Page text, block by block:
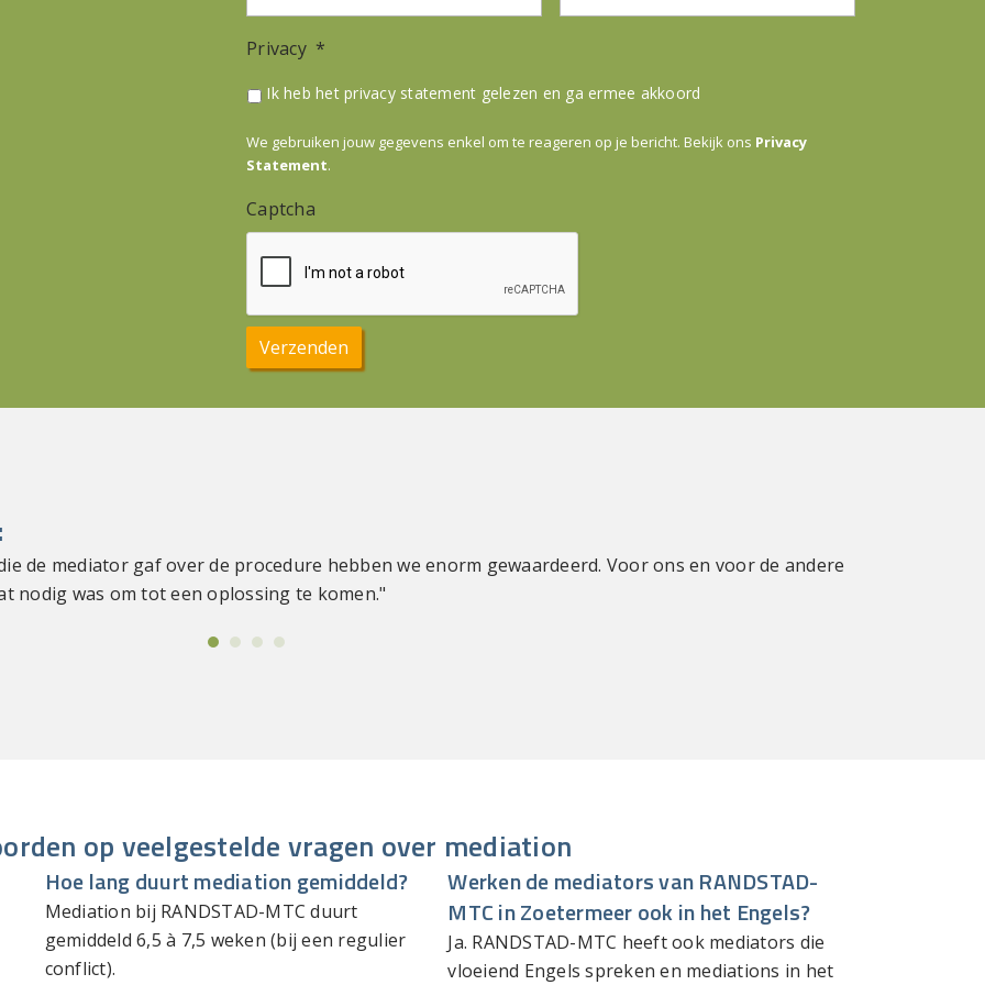
Privacy *
Ik heb het privacy statement gelezen en ga ermee akkoord
We gebruiken jouw gegevens enkel om te reageren op je bericht. Bekijk ons Privacy
Statement.
Captcha
de mediator gaf over de procedure hebben we enorm gewaardeerd. Voor ons en voor de andere
nodig was om tot een oplossing te komen."
op veelgestelde vragen over mediation
Hoe lang duurt mediation gemiddeld?
Mediation bij RANDSTAD-MTC duurt
gemiddeld 6,5 à 7,5 weken (bij een regulier
conflict).
Werken de mediators van RANDSTAD-
MTC in Zoetermeer ook in het Engels?
Ja. RANDSTAD-MTC heeft ook mediators die
vloeiend Engels spreken en mediations in het